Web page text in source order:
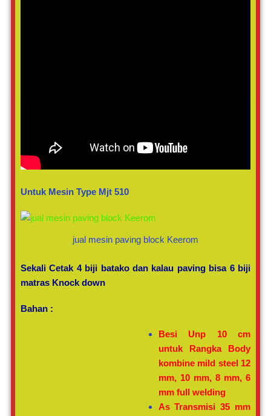
Untuk Mesin Type Mjt 510
jual mesin paving block Keerom
Sekali Cetak 4 biji batako dan kalau paving bisa 6 biji
matras Knock down
Bahan :
Besi Unp 10 cm
untuk Rangka Body
kombine mild steel 12
mm, 10 mm, 8 mm, 6
mm full welding
As Transmisi 35 mm